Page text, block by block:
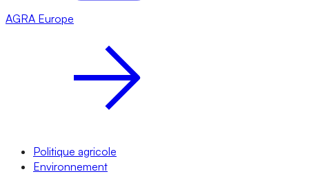
AGRA Europe
Politique agricole
Environnement